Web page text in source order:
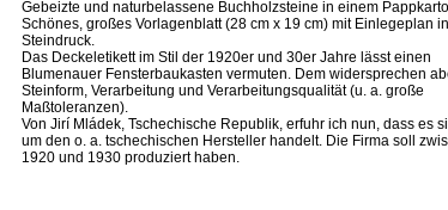
Gebeizte und naturbelassene Buchholzsteine in einem
Schönes, großes Vorlagenblatt (28 cm x 19 cm) mit Einlegeplan in
Steindruck.
Das Deckeletikett im Stil der 1920er und 30er Jahre lässt einen
Blumenauer Fensterbaukasten vermuten. Dem widersprechen
Steinform, Verarbeitung und Verarbeitungsqualität (u. a. große
Maßtoleranzen).
Von Jirí Mládek, Tschechische Republik, erfuhr ich nun, dass es
um den o. a. tschechischen Hersteller handelt. Die Firma soll
1920 und 1930 produziert haben.